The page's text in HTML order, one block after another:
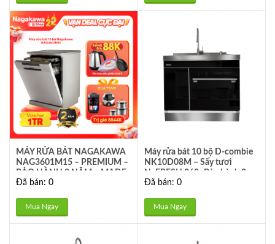
MÁY RỬA BÁT NAGAKAWA
NAG3601M15 – PREMIUM –
BẢO HÀNH 2 NĂM – MADE
IN MALAYSIA – HÀNG
Đã bán: 0
Mua Ngay
Máy rửa bát 10 bộ D-combie
NK10D08M – Sấy tươi
NaFRESH 360- Bảo hành 2
năm
Đã bán: 0
Mua Ngay